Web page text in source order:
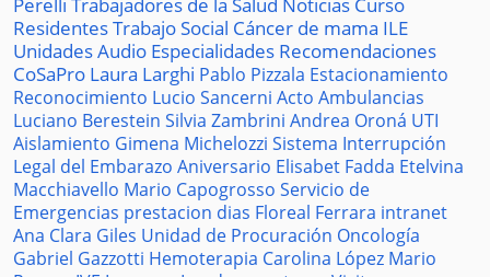
ResidentesTrabajo Social Cáncer de mama ILE
UnidadesAudio Especialidades Recomendaciones
CoSaPro Laura Larghi Pablo Pizzala Estacionamiento
Reconocimiento Lucio Sancerni Acto Ambulancias
Luciano Berestein Silvia Zambrini Andrea Oroná UTI
Aislamiento Gimena Michelozzi Sistema Interrupción
Legal del Embarazo Aniversario Elisabet Fadda Etelvina
Macchiavello Mario Capogrosso Servicio de
Emergencias prestacion dias Floreal Ferrara intranet
Ana Clara Giles Unidad de Procuración Oncología
Gabriel Gazzotti Hemoterapia Carolina López Mario